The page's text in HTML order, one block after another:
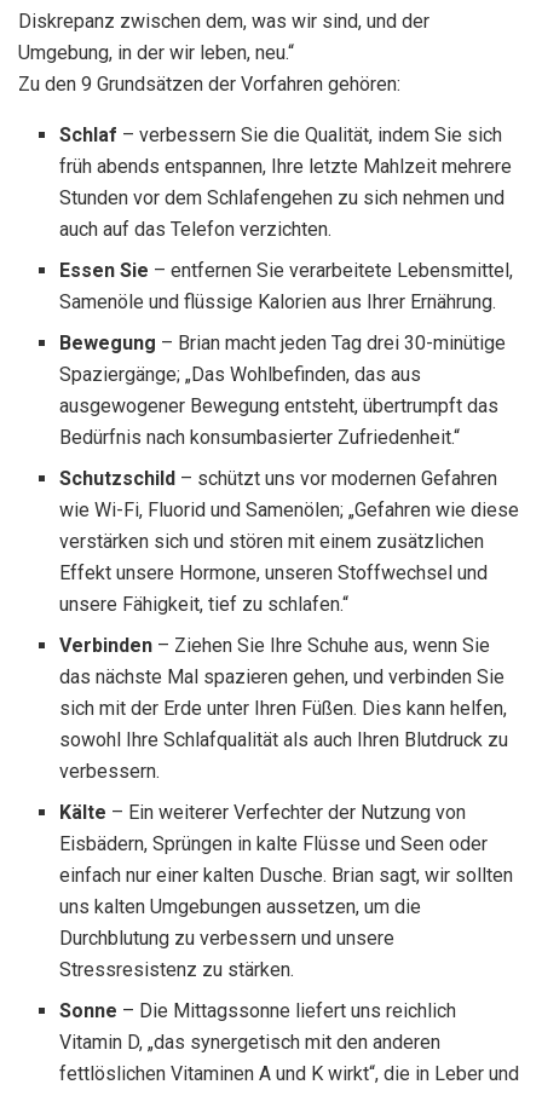
Diskrepanz zwischen dem, was wir sind, und der
Umgebung, in der wir leben, neu.“
Zu den 9 Grundsätzen der Vorfahren gehören:
Schlaf – verbessern Sie die Qualität, indem Sie sich
früh abends entspannen, Ihre letzte Mahlzeit mehrere
Stunden vor dem Schlafengehen zu sich nehmen und
auch auf das Telefon verzichten.
Essen Sie – entfernen Sie verarbeitete Lebensmittel,
Samenöle und flüssige Kalorien aus Ihrer Ernährung.
Bewegung – Brian macht jeden Tag drei 30-minütige
Spaziergänge; „Das Wohlbefinden, das aus
ausgewogener Bewegung entsteht, übertrumpft das
Bedürfnis nach konsumbasierter Zufriedenheit.“
Schutzschild – schützt uns vor modernen Gefahren
wie Wi-Fi, Fluorid und Samenölen; „Gefahren wie diese
verstärken sich und stören mit einem zusätzlichen
Effekt unsere Hormone, unseren Stoffwechsel und
unsere Fähigkeit, tief zu schlafen.“
Verbinden – Ziehen Sie Ihre Schuhe aus, wenn Sie
das nächste Mal spazieren gehen, und verbinden Sie
sich mit der Erde unter Ihren Füßen. Dies kann helfen,
sowohl Ihre Schlafqualität als auch Ihren Blutdruck zu
verbessern.
Kälte – Ein weiterer Verfechter der Nutzung von
Eisbädern, Sprüngen in kalte Flüsse und Seen oder
einfach nur einer kalten Dusche. Brian sagt, wir sollten
uns kalten Umgebungen aussetzen, um die
Durchblutung zu verbessern und unsere
Stressresistenz zu stärken.
Sonne – Die Mittagssonne liefert uns reichlich
Vitamin D, „das synergetisch mit den anderen
fettlöslichen Vitaminen A und K wirkt“, die in Leber und